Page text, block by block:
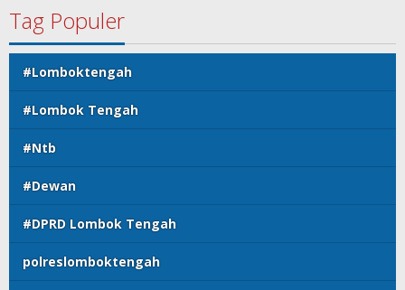
Tag Populer
#Lomboktengah
#Lombok Tengah
#Ntb
#Dewan
#DPRD Lombok Tengah
polreslomboktengah